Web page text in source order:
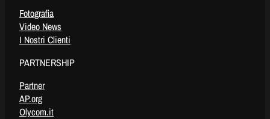
Fotografia
Video News
I Nostri Clienti
PARTNERSHIP
Partner
AP.org
Olycom.it